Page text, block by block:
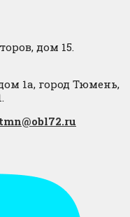
дом 15.
1а, город Тюмень,